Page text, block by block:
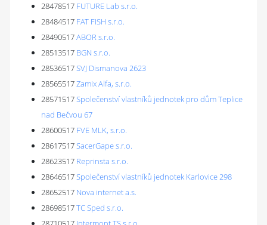
28478517 FUTURE Lab s.r.o.
28484517 FAT FISH s.r.o.
28490517ABOR s.r.o.
28513517 BGN s.r.o.
28536517SVJ Dismanova 2623
28565517Zamix Alfa, s.r.o.
28571517Společenství vlastníků jednotek pro dům Teplice
nad Bečvou 67
28600517 FVE MLK, s.r.o.
28617517SacerGape s.r.o.
28623517 Reprinsta s.r.o.
28646517Společenství vlastníků jednotek Karlovice 298
28652517 Nova internet a.s.
28698517TC Sped s.r.o.